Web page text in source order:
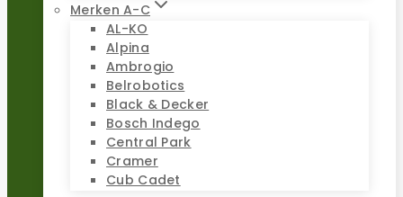
Merken A-C
AL-KO
Alpina
Ambrogio
Belrobotics
Black & Decker
Bosch Indego
Central Park
Cramer
Cub Cadet